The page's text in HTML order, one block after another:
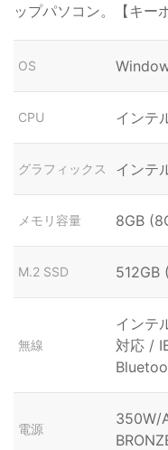
ップパソコン。【キー
OS
CPU インテ
グラフィックス インテ
メモリ容量 8GB
M.2 SSD 512GB
無線
インテ
対応 /
電源
350W/